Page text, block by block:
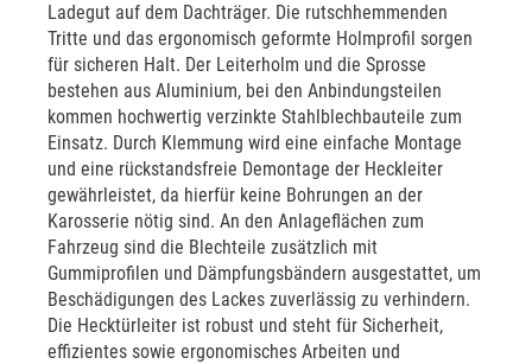
Ladegut auf dem Dachträger. Die rutschhemmenden
Tritte und das ergonomisch geformte Holmprofil sorgen
für sicheren Halt. Der Leiterholm und die Sprosse
bestehen aus Aluminium, bei den Anbindungsteilen
kommen hochwertig verzinkte Stahlblechbauteile zum
Einsatz. Durch Klemmung wird eine einfache Montage
und eine rückstandsfreie Demontage der Heckleiter
gewährleistet, da hierfür keine Bohrungen an der
Karosserie nötig sind. An den Anlageflächen zum
Fahrzeug sind die Blechteile zusätzlich mit
Gummiprofilen und Dämpfungsbändern ausgestattet, um
Beschädigungen des Lackes zuverlässig zu verhindern.
Die Hecktürleiter ist robust und steht für Sicherheit,
effizientes sowie ergonomisches Arbeiten und